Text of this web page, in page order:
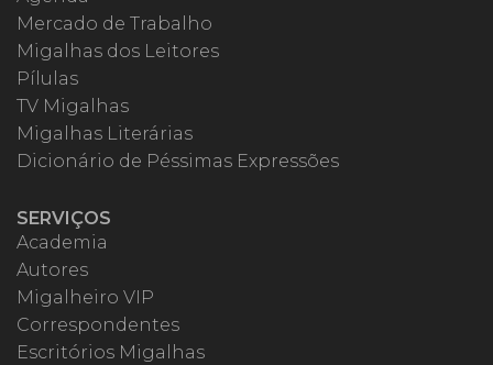
Mercado de Trabalho
Migalhas dos Leitores
Pílulas
TV Migalhas
Migalhas Literárias
Dicionário de Péssimas Expressões
SERVIÇOS
Academia
Autores
Migalheiro VIP
Correspondentes
Escritórios Migalhas